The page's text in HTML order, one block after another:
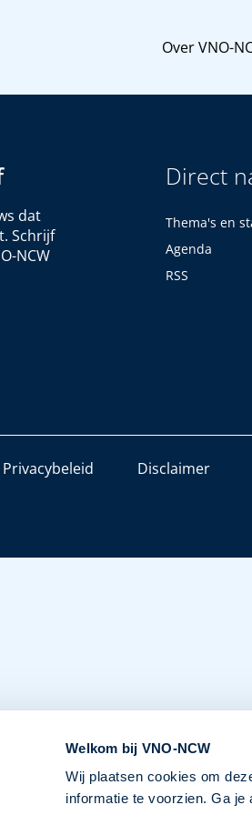
Welkom bij VNO-NCW
Wij plaatsen cookies om
informatie te voorzien. Ga
Over VNO-
dat
Schrijf
NCW
Direct
Thema's en
Agenda
RSS
Privacybeleid Disclaimer